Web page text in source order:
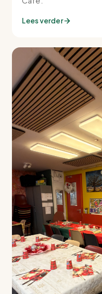
Lees verder